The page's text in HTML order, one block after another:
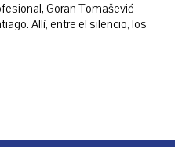
Goran Tomašević
Allí, entre el silencio, los